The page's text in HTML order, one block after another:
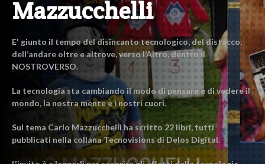
Mazzucchelli
E' giunto il tempo del disincanto tecnologico, del distacco,
dell’andare oltre e altrove, verso l’Altro, dentro il
NOSTROVERSO.
La tecnologia sta cambiando il modo di pensare e di vedere il
mondo, la nostra mente e i nostri cuori.
Sul tema Carlo Mazzucchelli ha scritto 22 libri, tutti
pubblicati nella collana Tecnovisions di Delos Digital.